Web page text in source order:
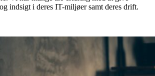
indsigt i deres IT-miljøer samt deres drift.